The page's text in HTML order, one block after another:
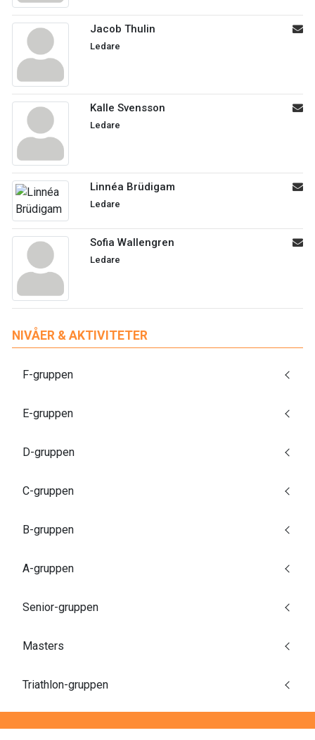
Jacob Thulin
Ledare
Kalle Svensson
Ledare
Linnéa Brüdigam
Ledare
Sofia Wallengren
Ledare
NIVÅER & AKTIVITETER
F-gruppen
E-gruppen
D-gruppen
C-gruppen
B-gruppen
A-gruppen
Senior-gruppen
Masters
Triathlon-gruppen